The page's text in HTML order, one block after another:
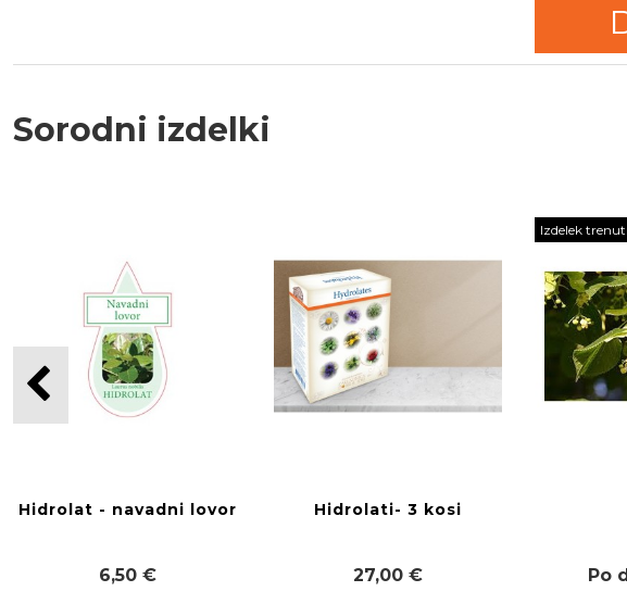
Sorodni izdelki
Hidrolat - navadni lovor
6,50 €
Hidrolati- 3 kosi
27,00 €
Izdelek
Po